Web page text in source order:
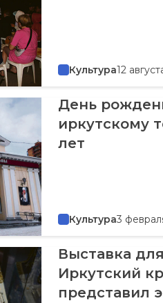
Культура12
День
иркутскому
лет
Культура3
Выставка
Иркутский
представил